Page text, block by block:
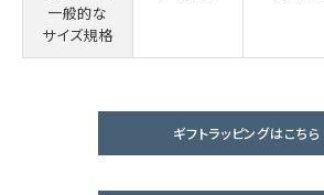
一般的な
サイズ規格
ギフトラッピングはこちら